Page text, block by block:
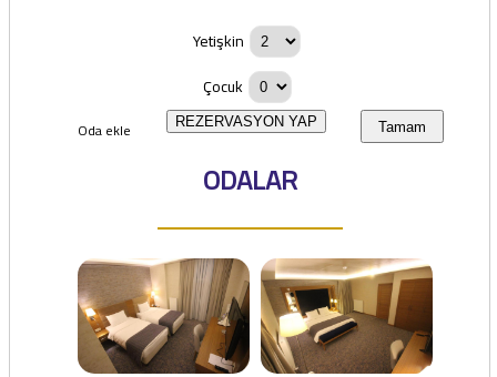
Yetişkin
Çocuk
Oda ekle Tamam
REZERVASYON YAP
ODALAR